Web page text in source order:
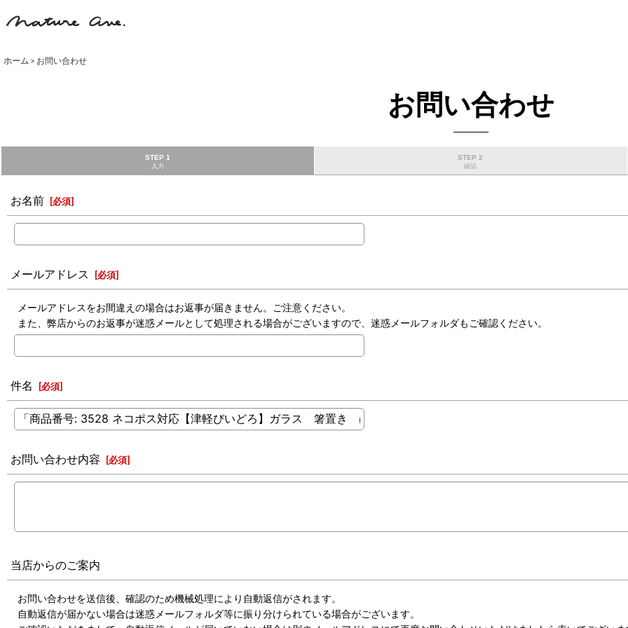
ホーム > お問い合わせ
お問い合わせ
STEP 1
入力
STEP 2
確認
お名前 [必須]
メールアドレス [必須]
メールアドレスをお間違えの場合はお返事が届きません。ご注意ください。
また、弊店からのお返事が迷惑メールとして処理される場合がございますので、迷惑メールフォルダもご確認ください。
件名 [必須]
お問い合わせ内容 [必須]
当店からのご案内
お問い合わせを送信後、確認のため機械処理により自動返信がされます。
自動返信が届かない場合は迷惑メールフォルダ等に振り分けられている場合がございます。